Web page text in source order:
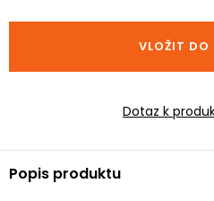
cena:
VLOŽIT DO
Dotaz k
Popis produktu